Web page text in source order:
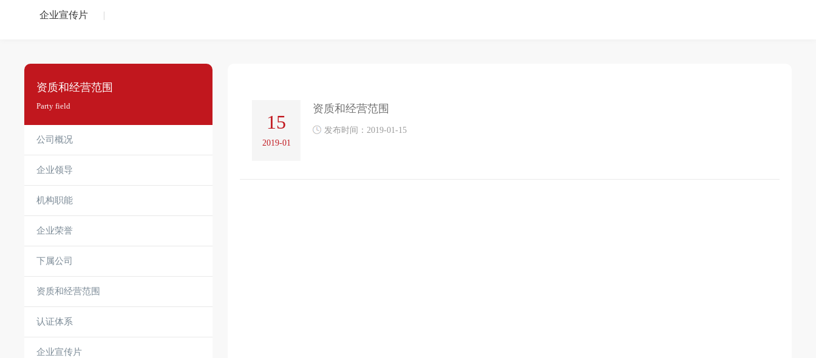
企业宣传片 |
资质和经营范围
Party field
公司概况
企业领导
机构职能
企业荣誉
下属公司
资质和经营范围
认证体系
企业宣传片
15
2019-01
资质和经营范围
发布时间：2019-01-15